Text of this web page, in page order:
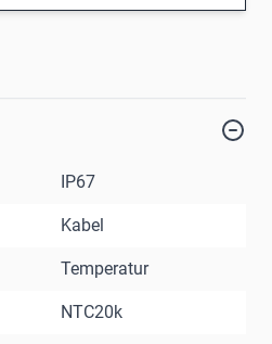
IP67
Kabel
Temperatur
NTC20k